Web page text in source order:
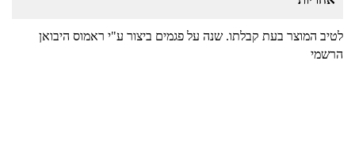
לטיב המוצר בעת קבלתו. שנה על פגמים ביצור ע"י ראמוס היבואן
הרשמי